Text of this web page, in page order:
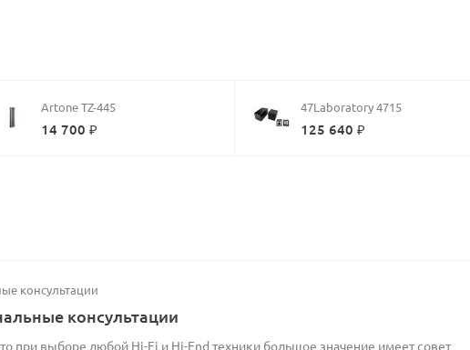
Artone TZ-445
14 700 ₽
47Laboratory 4715
125 640 ₽
консультации
консультации
при выборе любой Hi-Fi и Hi-End техники большое значение имеет совет